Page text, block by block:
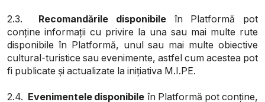
2.3. Recomandările disponibile în Platformă pot
conține informații cu privire la una sau mai multe rute
disponibile în Platformă, unul sau mai multe obiective
cultural-turistice sau evenimente, astfel cum acestea pot
fi publicate și actualizate la inițiativa M.I.PE.
2.4. Evenimentele disponibile în Platformă pot conține,